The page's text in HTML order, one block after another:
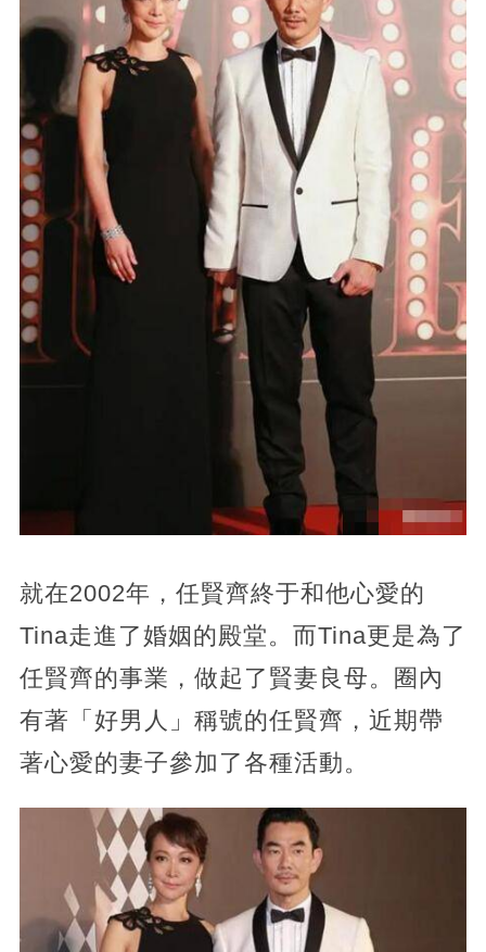
就在2002年，任賢齊終于和他心愛的
Tina走進了婚姻的殿堂。而Tina更是為了
任賢齊的事業，做起了賢妻良母。圈內
有著「好男人」稱號的任賢齊，近期帶
著心愛的妻子參加了各種活動。